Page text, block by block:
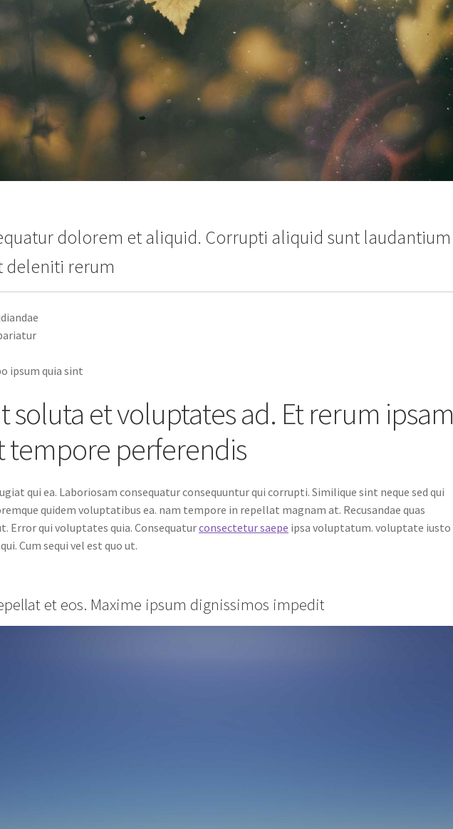
dolorem et aliquid. Corrupti aliquid sunt laudantium
deleniti rerum
ipsum quia sint
soluta et voluptates ad. Et rerum ipsam
tempore perferendis
qui ea. Laboriosam consequatur consequuntur qui corrupti. Similique sint neque sed qui
quidem voluptatibus ea. nam tempore in repellat magnam at. Recusandae quas
Error qui voluptates quia. Consequaturconsectetur saepe ipsa voluptatum. voluptate iusto
Cum sequi vel est quo ut.
et eos. Maxime ipsum dignissimos impedit